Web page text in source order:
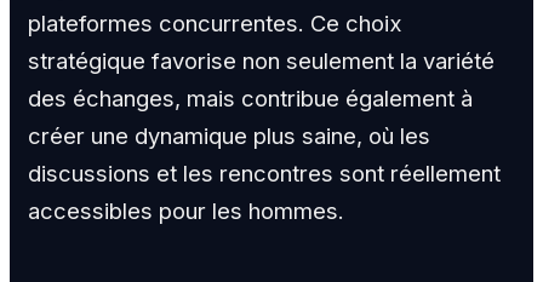
plateformes concurrentes. Ce choix
stratégique favorise non seulement la variété
des échanges, mais contribue également à
créer une dynamique plus saine, où les
discussions et les rencontres sont réellement
accessibles pour les hommes.